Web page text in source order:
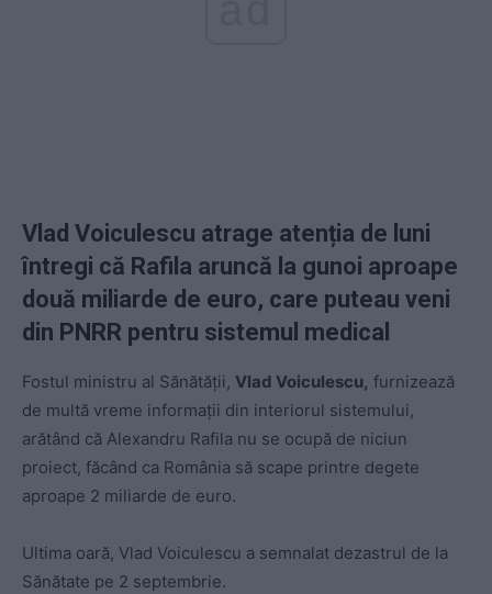
Vlad Voiculescu atrage atenția de luni
întregi că Rafila aruncă la gunoi aproape
două miliarde de euro, care puteau veni
din PNRR pentru sistemul medical
Fostul ministru al Sănătății, Vlad Voiculescu, furnizează
de multă vreme informații din interiorul sistemului,
arătând că Alexandru Rafila nu se ocupă de niciun
proiect, făcând ca România să scape printre degete
aproape 2 miliarde de euro.
Ultima oară, Vlad Voiculescu a semnalat dezastrul de la
Sănătate pe 2 septembrie.